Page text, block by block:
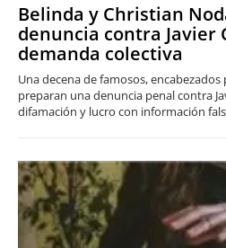
Belinda y Christian
denuncia contra Javier
demanda colectiva
Una decena de famosos,
preparan una denuncia penal contra
difamación y lucro con información